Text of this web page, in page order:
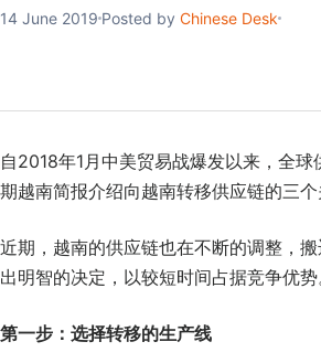
14 June 2019 Posted by Chinese Desk
自2018年1月中美贸易战爆发以来，全
期越南简报介绍向越南转移供应链的三个
近期，越南的供应链也在不断的调整，
出明智的决定，以较短时间占据竞争优势
第一步：选择转移的生产线